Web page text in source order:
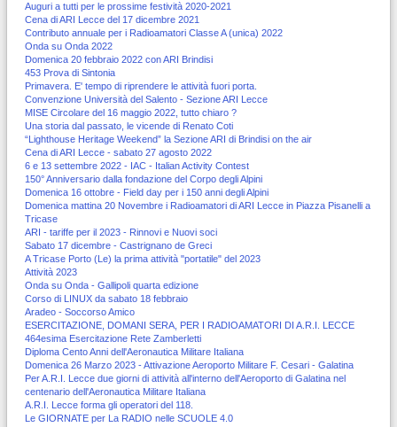
Auguri a tutti per le prossime festività 2020-2021
Cena di ARI Lecce del 17 dicembre 2021
Contributo annuale per i Radioamatori Classe A (unica) 2022
Onda su Onda 2022
Domenica 20 febbraio 2022 con ARI Brindisi
453 Prova di Sintonia
Primavera. E' tempo di riprendere le attività fuori porta.
Convenzione Università del Salento - Sezione ARI Lecce
MISE Circolare del 16 maggio 2022, tutto chiaro ?
Una storia dal passato, le vicende di Renato Coti
“Lighthouse Heritage Weekend” la Sezione ARI di Brindisi on the air
Cena di ARI Lecce - sabato 27 agosto 2022
6 e 13 settembre 2022 - IAC - Italian Activity Contest
150° Anniversario dalla fondazione del Corpo degli Alpini
Domenica 16 ottobre - Field day per i 150 anni degli Alpini
Domenica mattina 20 Novembre i Radioamatori di ARI Lecce in Piazza Pisanelli a
Tricase
ARI - tariffe per il 2023 - Rinnovi e Nuovi soci
Sabato 17 dicembre - Castrignano de Greci
A Tricase Porto (Le) la prima attività "portatile" del 2023
Attività 2023
Onda su Onda - Gallipoli quarta edizione
Corso di LINUX da sabato 18 febbraio
Aradeo - Soccorso Amico
ESERCITAZIONE, DOMANI SERA, PER I RADIOAMATORI DI A.R.I. LECCE
464esima Esercitazione Rete Zamberletti
Diploma Cento Anni dell'Aeronautica Militare Italiana
Domenica 26 Marzo 2023 - Attivazione Aeroporto Militare F. Cesari - Galatina
Per A.R.I. Lecce due giorni di attività all'interno dell'Aeroporto di Galatina nel
centenario dell'Aeronautica Militare Italiana
A.R.I. Lecce forma gli operatori del 118.
Le GIORNATE per La RADIO nelle SCUOLE 4.0